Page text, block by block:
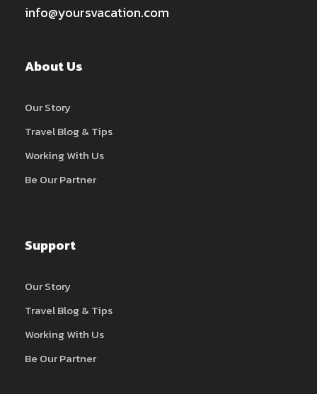
info@yoursvacation.com
About Us
Our Story
Travel Blog & Tips
Working With Us
Be Our Partner
Support
Our Story
Travel Blog & Tips
Working With Us
Be Our Partner